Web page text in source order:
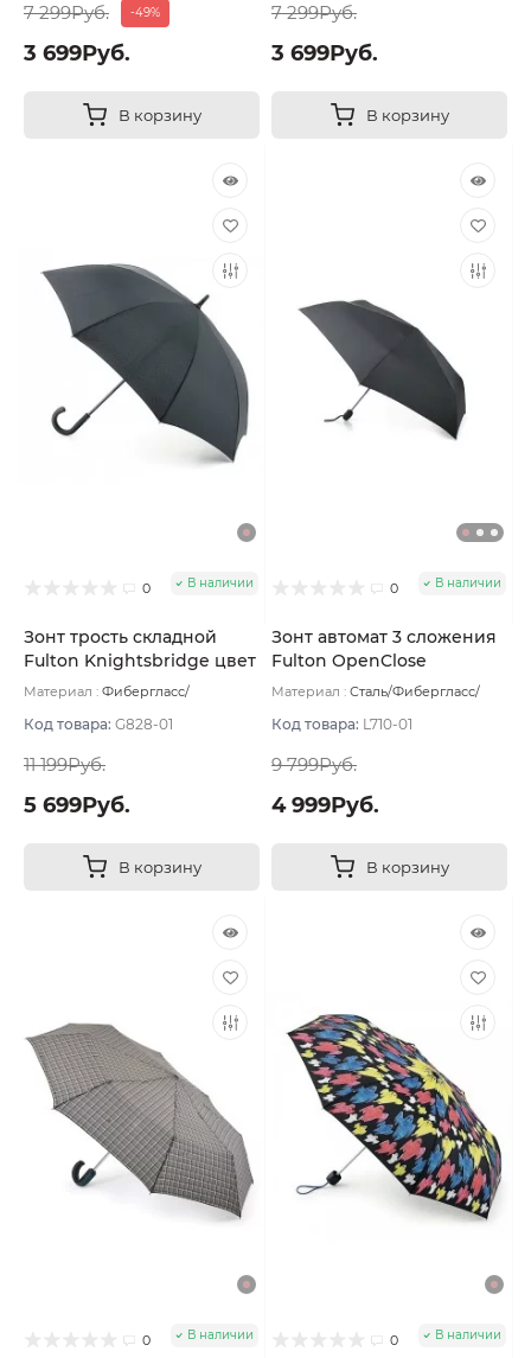
7 299Руб. -49%
3 699Руб.
В корзину
7 299Руб.
3 699Руб.
В корзину
0 В наличии
Зонт трость складной
Fulton Knightsbridge цвет
Чёрный
Материал : Фибергласс/
Код товара: G828-01
11 199Руб.
5 699Руб.
В корзину
0 В наличии
Зонт автомат 3 сложения
Fulton OpenClose
Superslim цвет Черный
Материал : Сталь/Фибергласс/
Вес: 220 г
Код товара: L710-01
9 799Руб.
4 999Руб.
В корзину
0 В наличии 0 В наличии